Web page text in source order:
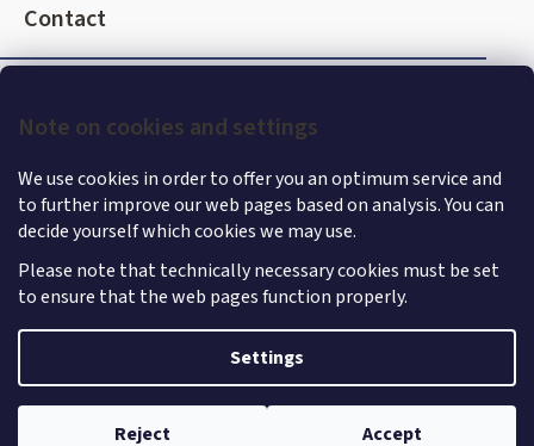
Note on cookies and settings
We use cookies in order to offer you an optimum service and
to further improve our web pages based on analysis. You can
decide yourself which cookies we may use.
Please note that technically necessary cookies must be set
to ensure that the web pages function properly.
Settings
Reject Accept
o
t
Contact
|mime digital
MercedesStore